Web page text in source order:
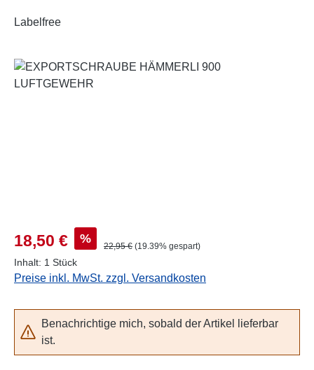
Labelfree
Bildergalerie überspringen
Verkaufspreis:
18,50 € % Regulärer Preis:
22,95 € (19.39% gespart)
Inhalt: 1 Stück
Preise inkl. MwSt. zzgl. Versandkosten
Benachrichtige mich, sobald der Artikel lieferbar
ist.